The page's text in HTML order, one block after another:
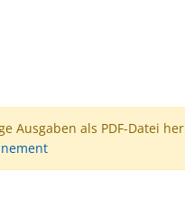
Ausgaben als PDF-Datei